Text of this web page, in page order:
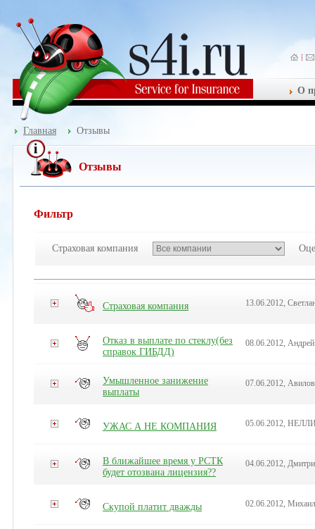
О
Главная Отзывы
Отзывы
Фильтр
Страховая компания
Страховая компания 13.06.2012,
Отказ в выплате по стеклу(без
справок ГИБДД)
08.06.2012, Андрей
Умышленное занижение
выплаты
07.06.2012,
УЖАС А НЕ КОМПАНИЯ 05.06.2012,
В ближайшее время у РСТК
будет отозвана лицензия??
04.06.2012,
Скупой платит дважды 02.06.2012, Михаил